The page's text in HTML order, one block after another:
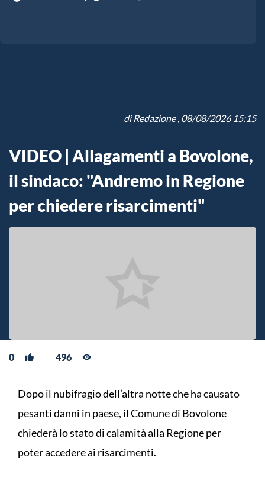
diRedazione, 08/08/2026 15:15
VIDEO | Allagamenti a Bovolone,
il sindaco: "Andremo in Regione
per chiedere risarcimenti"
0 496
Dopo il nubifragio dell’altra notte che ha causato
pesanti danni in paese, il Comune di Bovolone
chiederà lo stato di calamità alla Regione per
poter accedere ai risarcimenti.